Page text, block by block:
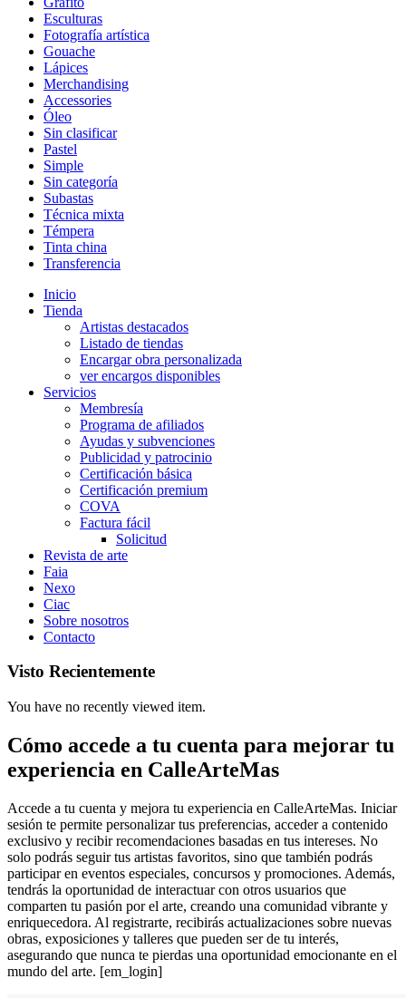
Esculturas
Fotografía artística
Gouache
Lápices
Merchandising
Accessories
Óleo
Sin clasificar
Pastel
Simple
Sin categoría
Subastas
Técnica mixta
Témpera
Tinta china
Transferencia
Inicio
Tienda
Artistas destacados
Listado de tiendas
Encargar obra personalizada
ver encargos disponibles
Servicios
Membresía
Programa de afiliados
Ayudas y subvenciones
Publicidad y patrocinio
Certificación básica
Certificación premium
COVA
Factura fácil
Solicitud
Revista de arte
Faia
Nexo
Ciac
Sobre nosotros
Contacto
Visto Recientemente
You have no recently viewed item.
Cómo accede a tu cuenta para mejorar tu
experiencia en CalleArteMas
Accede a tu cuenta y mejora tu experiencia en CalleArteMas. Iniciar
sesión te permite personalizar tus preferencias, acceder a contenido
exclusivo y recibir recomendaciones basadas en tus intereses. No
solo podrás seguir tus artistas favoritos, sino que también podrás
participar en eventos especiales, concursos y promociones. Además,
tendrás la oportunidad de interactuar con otros usuarios que
comparten tu pasión por el arte, creando una comunidad vibrante y
enriquecedora. Al registrarte, recibirás actualizaciones sobre nuevas
obras, exposiciones y talleres que pueden ser de tu interés,
asegurando que nunca te pierdas una oportunidad emocionante en el
mundo del arte. [em_login]